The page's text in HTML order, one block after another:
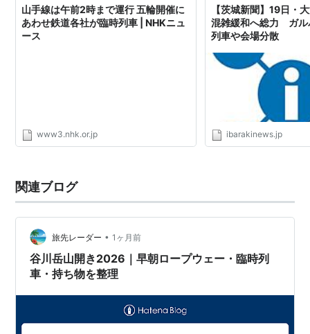
山手線は午前2時まで運行 五輪開催に
あわせ鉄道各社が臨時列車 | NHKニュ
ース
www3.nhk.or.jp
【茨城新聞】19日
混雑緩和へ総力 ガ
列車や会場分散
ibarakinews.jp
関連ブログ
旅先レーダー • 1ヶ月前
谷川岳山開き2026｜早朝ロープウェー・臨時列
車・持ち物を整理